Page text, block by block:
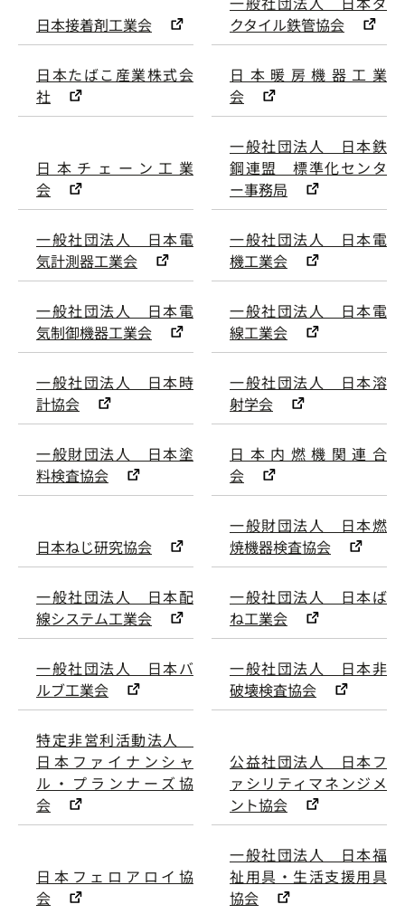
日本接着剤工業会
クタイル鉄管協会
日本たばこ産業株式会
社
日本暖房機器工業
会
日本チェーン工業
会
一般社団法人 日本鉄
鋼連盟 標準化センタ
ー事務局
一般社団法人 日本電
気計測器工業会
一般社団法人 日本電
機工業会
一般社団法人 日本電
気制御機器工業会
一般社団法人 日本電
線工業会
一般社団法人 日本時
計協会
一般社団法人 日本溶
射学会
一般財団法人 日本塗
料検査協会
日本内燃機関連合
会
日本ねじ研究協会
一般財団法人 日本燃
焼機器検査協会
一般社団法人 日本配
線システム工業会
一般社団法人 日本ば
ね工業会
一般社団法人 日本バ
ルブ工業会
一般社団法人 日本非
破壊検査協会
特定非営利活動法人
日本ファイナンシャ
ル・プランナーズ協
会
公益社団法人 日本フ
ァシリティマネンジメ
ント協会
日本フェロアロイ協
会
一般社団法人 日本福
祉用具・生活支援用具
協会